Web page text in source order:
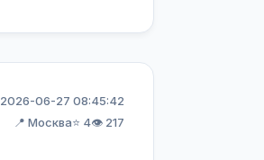
2026-06-27 08:45:42
📍 Москва⭐ 4👁️ 217